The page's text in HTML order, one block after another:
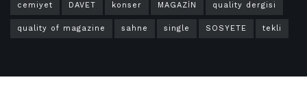
cemiyet DAVET konser MAGAZİN quality dergisi
quality of magazine sahne single SOSYETE tekli